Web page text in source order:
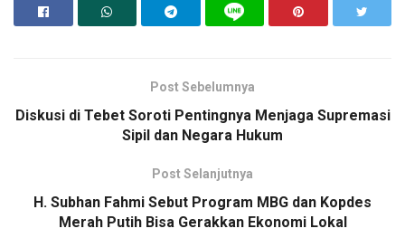
Post Sebelumnya
Diskusi di Tebet Soroti Pentingnya Menjaga Supremasi
Sipil dan Negara Hukum
Post Selanjutnya
H. Subhan Fahmi Sebut Program MBG dan Kopdes
Merah Putih Bisa Gerakkan Ekonomi Lokal